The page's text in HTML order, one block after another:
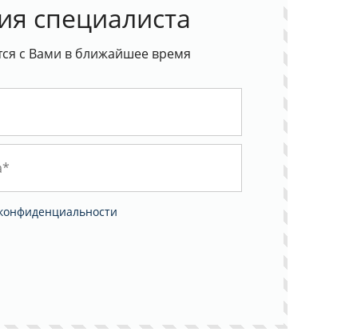
специалиста
с Вами в ближайшее время